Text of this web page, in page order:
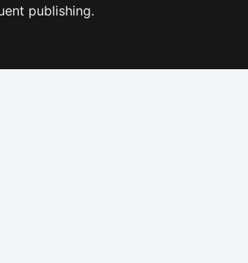
publishing.